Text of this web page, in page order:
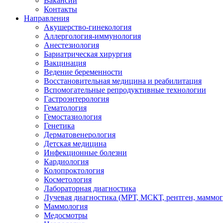
Контакты
Направления
Акушерство-гинекология
Аллергология-иммунология
Анестезиология
Бариатрическая хирургия
Вакцинация
Ведение беременности
Восстановительная медицина и реабилитация
Вспомогательные репродуктивные технологии
Гастроэнтерология
Гематология
Гемостазиология
Генетика
Дерматовенерология
Детская медицина
Инфекционные болезни
Кардиология
Колопроктология
Косметология
Лабораторная диагностика
Лучевая диагностика (МРТ, МСКТ, рентген,
Маммология
Медосмотры